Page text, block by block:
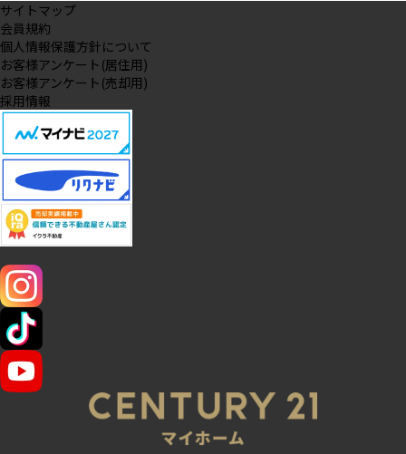
サイトマップ
会員規約
個人情報保護方針について
お客様アンケート(居住用)
お客様アンケート(売却用)
採用情報